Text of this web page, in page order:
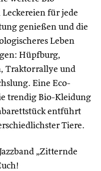
für jede
genießen und die
Leben
Hüpfburg,
Traktorrallye und
Eine Eco-
trendig Bio-Kleidung
entführt
Tiere.
„Zitternde